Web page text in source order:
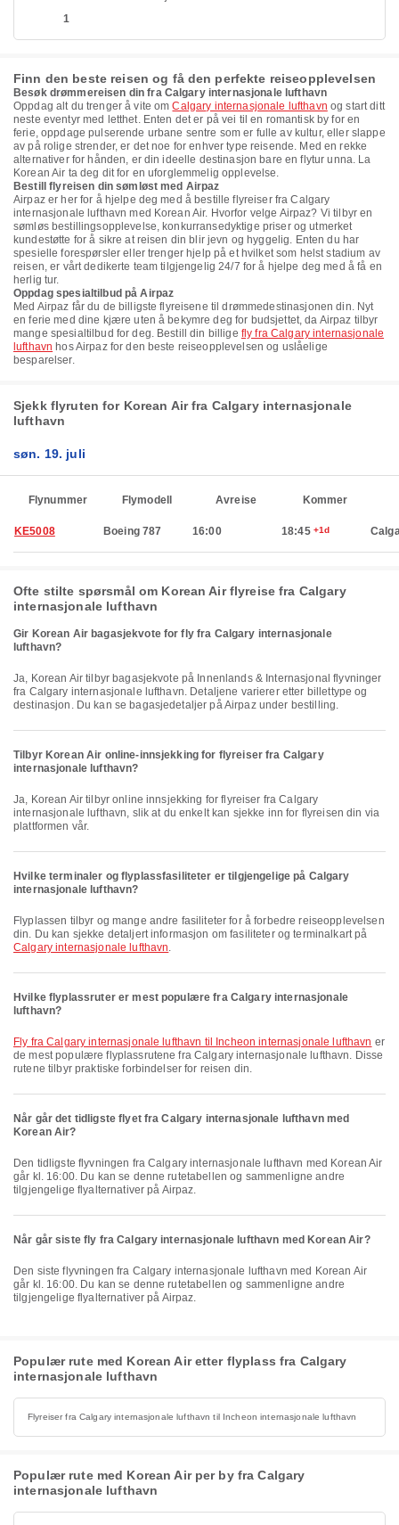
1
Finn den beste reisen og få den perfekte reiseopplevelsen
Besøk drømmereisen din fra Calgary internasjonale lufthavn
Oppdag alt du trenger å vite omCalgary internasjonale lufthavn og start ditt
neste eventyr med letthet. Enten det er på vei til en romantisk by for en
ferie, oppdage pulserende urbane sentre som er fulle av kultur, eller slappe
av på rolige strender, er det noe for enhver type reisende. Med en rekke
alternativer for hånden, er din ideelle destinasjon bare en flytur unna. La
Korean Air ta deg dit for en uforglemmelig opplevelse.
Bestill flyreisen din sømløst med Airpaz
Airpaz er her for å hjelpe deg med å bestille flyreiser fra Calgary
internasjonale lufthavn med Korean Air. Hvorfor velge Airpaz? Vi tilbyr en
sømløs bestillingsopplevelse, konkurransedyktige priser og utmerket
kundestøtte for å sikre at reisen din blir jevn og hyggelig. Enten du har
spesielle forespørsler eller trenger hjelp på et hvilket som helst stadium av
reisen, er vårt dedikerte team tilgjengelig 24/7 for å hjelpe deg med å få en
herlig tur.
Oppdag spesialtilbud på Airpaz
Med Airpaz får du de billigste flyreisene til drømmedestinasjonen din. Nyt
en ferie med dine kjære uten å bekymre deg for budsjettet, da Airpaz tilbyr
mange spesialtilbud for deg. Bestill din billige fly fra Calgary internasjonale
lufthavn hos Airpaz for den beste reiseopplevelsen og uslåelige
besparelser.
Sjekk flyruten for Korean Air fra Calgary internasjonale
lufthavn
søn. 19. juli
Flynummer Flymodell Avreise Kommer
KE5008 Boeing 787 16:00 18:45 +1d
Ofte stilte spørsmål om Korean Air flyreise fra Calgary
internasjonale lufthavn
Gir Korean Air bagasjekvote for fly fra Calgary internasjonale
lufthavn?
Ja, Korean Air tilbyr bagasjekvote på Innenlands & Internasjonal flyvninger
fra Calgary internasjonale lufthavn. Detaljene varierer etter billettype og
destinasjon. Du kan se bagasjedetaljer på Airpaz under bestilling.
Tilbyr Korean Air online-innsjekking for flyreiser fra Calgary
internasjonale lufthavn?
Ja, Korean Air tilbyr online innsjekking for flyreiser fra Calgary
internasjonale lufthavn, slik at du enkelt kan sjekke inn for flyreisen din via
plattformen vår.
Hvilke terminaler og flyplassfasiliteter er tilgjengelige på Calgary
internasjonale lufthavn?
Flyplassen tilbyr og mange andre fasiliteter for å forbedre reiseopplevelsen
din. Du kan sjekke detaljert informasjon om fasiliteter og terminalkart på
Calgary internasjonale lufthavn.
Hvilke flyplassruter er mest populære fra Calgary internasjonale
lufthavn?
fly fra Calgary internasjonale lufthavn til Incheon internasjonale lufthavn er
de mest populære flyplassrutene fra Calgary internasjonale lufthavn. Disse
rutene tilbyr praktiske forbindelser for reisen din.
Når går det tidligste flyet fra Calgary internasjonale lufthavn med
Korean Air?
Den tidligste flyvningen fra Calgary internasjonale lufthavn med Korean Air
går kl. 16:00. Du kan se denne rutetabellen og sammenligne andre
tilgjengelige flyalternativer på Airpaz.
Når går siste fly fra Calgary internasjonale lufthavn med Korean Air?
Den siste flyvningen fra Calgary internasjonale lufthavn med Korean Air
går kl. 16:00. Du kan se denne rutetabellen og sammenligne andre
tilgjengelige flyalternativer på Airpaz.
Populær rute med Korean Air etter flyplass fra Calgary
internasjonale lufthavn
Flyreiser fra Calgary internasjonale lufthavn til Incheon internasjonale lufthavn
Populær rute med Korean Air per by fra Calgary
internasjonale lufthavn